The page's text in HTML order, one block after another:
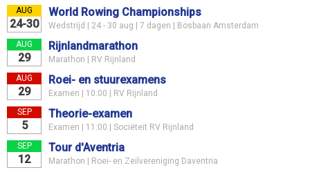
AUG
24-30
World Rowing Championships
Wedstrijd | 24 - 30 aug | 7 dagen | Bosbaan Amsterdam
AUG
29
Rijnlandmarathon
Marathon | RV Rijnland
AUG
29
Roei- en stuurexamens
Examen | 10:00 | RV Rijnland
SEP
5
Theorie-examen
Examen | 11:00 | Sociëteit RV Rijnland
SEP
12
Tour d'Aventria
Marathon | Roei- en Zeilvereniging Daventria